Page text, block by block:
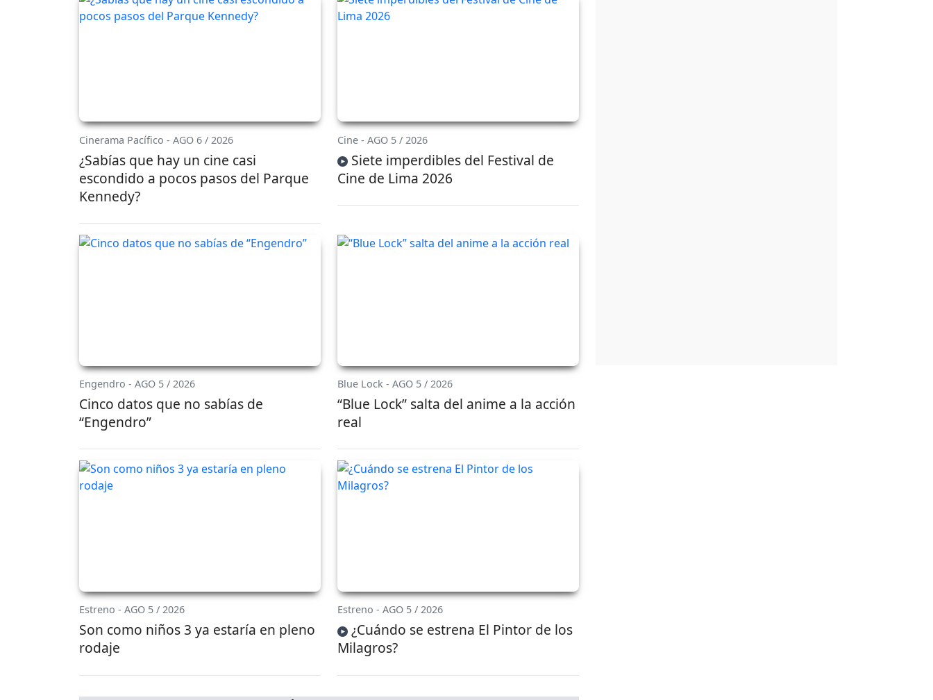
Cinerama Pacífico - AGO 6 / 2026
¿Sabías que hay un cine casi
escondido a pocos pasos del Parque
Kennedy?
Cine - AGO 5 / 2026
Siete imperdibles del Festival de
Cine de Lima 2026
Engendro - AGO 5 / 2026
Cinco datos que no sabías de
“Engendro”
Blue Lock - AGO 5 / 2026
“Blue Lock” salta del anime a la acción
real
Estreno - AGO 5 / 2026
Son como niños 3 ya estaría en pleno
rodaje
Estreno - AGO 5 / 2026
¿Cuándo se estrena El Pintor de los
Milagros?